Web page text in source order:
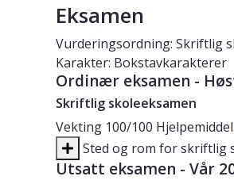
Eksamen
Vurderingsordning: Skriftlig
Karakter: Bokstavkarakterer
Ordinær eksamen -
Skriftlig skoleeksamen
Vekting 100/100 Hjelpemiddel
Sted og rom for skriftlig
Utsatt eksamen - Vår